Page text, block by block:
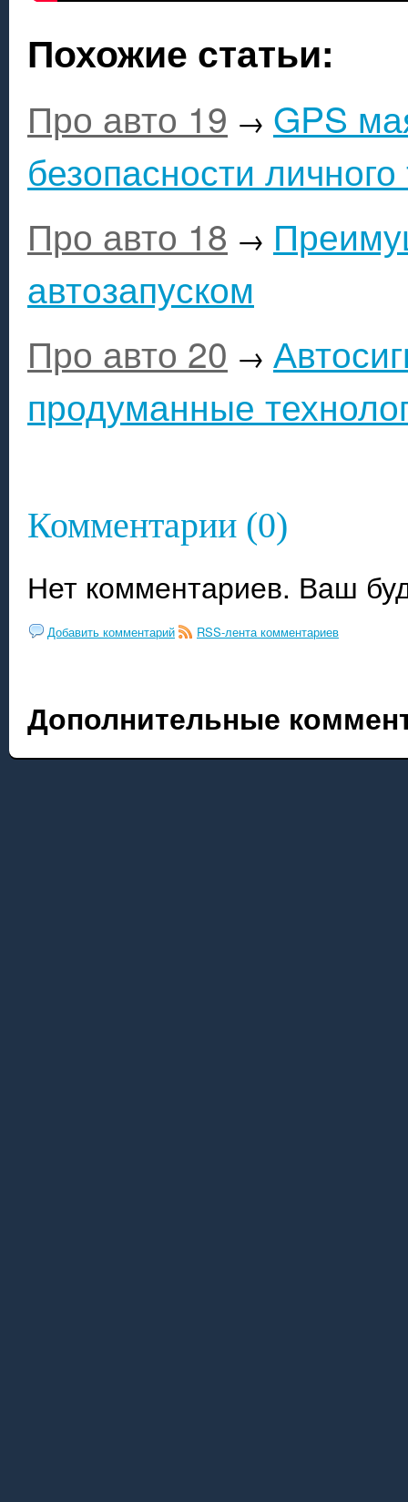
Похожие статьи:
Про авто 19 → GPS
безопасности
Про авто 18 →
автозапуском
Про авто 20 →
продуманные
Комментарии (0)
Нет комментариев. Ваш
Добавить комментарий RSS-лента комментариев
Дополнительные